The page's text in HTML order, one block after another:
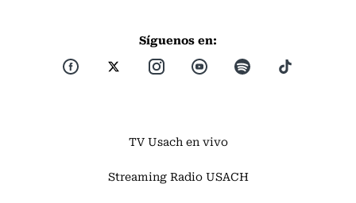
Síguenos en:
TV Usach en vivo
Streaming Radio USACH